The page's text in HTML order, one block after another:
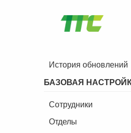
История обновлений
БАЗОВАЯ
Сотрудники
Отделы